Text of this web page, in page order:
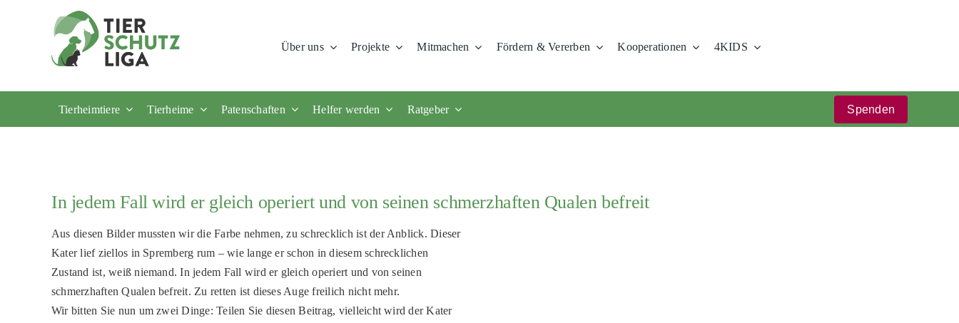
Über uns Projekte Mitmachen Fördern & Vererben Kooperationen 4KIDS
Tierheimtiere Tierheime Patenschaften Helfer werden Ratgeber Spenden
In jedem Fall wird er gleich operiert und von seinen schmerzhaften Qualen befreit
Aus diesen Bilder mussten wir die Farbe nehmen, zu schrecklich ist der Anblick. Dieser
Kater lief ziellos in Spremberg rum – wie lange er schon in diesem schrecklichen
Zustand ist, weiß niemand. In jedem Fall wird er gleich operiert und von seinen
schmerzhaften Qualen befreit. Zu retten ist dieses Auge freilich nicht mehr.
Wir bitten Sie nun um zwei Dinge: Teilen Sie diesen Beitrag, vielleicht wird der Kater